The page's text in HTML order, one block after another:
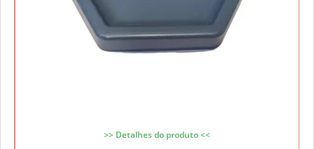
>> Detalhes do produto <<